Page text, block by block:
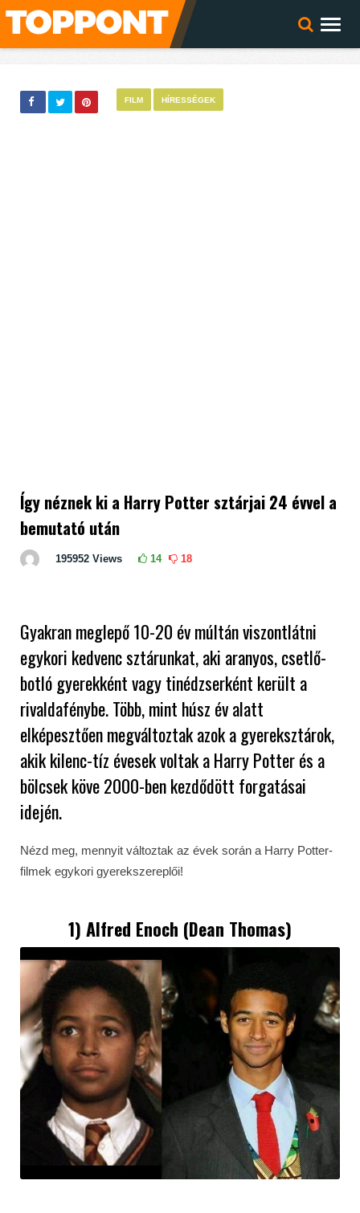
FILM HÍRESSÉGEK
Így néznek ki a Harry Potter sztárjai 24 évvel a
bemutató után
195952 Views 14 18
Gyakran meglepő 10-20 év múltán viszontlátni
egykori kedvenc sztárunkat, aki aranyos, csetlő-
botló gyerekként vagy tinédzserként került a
rivaldafénybe. Több, mint húsz év alatt
elképesztően megváltoztak azok a gyereksztárok,
akik kilenc-tíz évesek voltak a Harry Potter és a
bölcsek köve 2000-ben kezdődött forgatásai
idején.
Nézd meg, mennyit változtak az évek során a Harry Potter-
filmek egykori gyerekszereplői!
1) Alfred Enoch (Dean Thomas)